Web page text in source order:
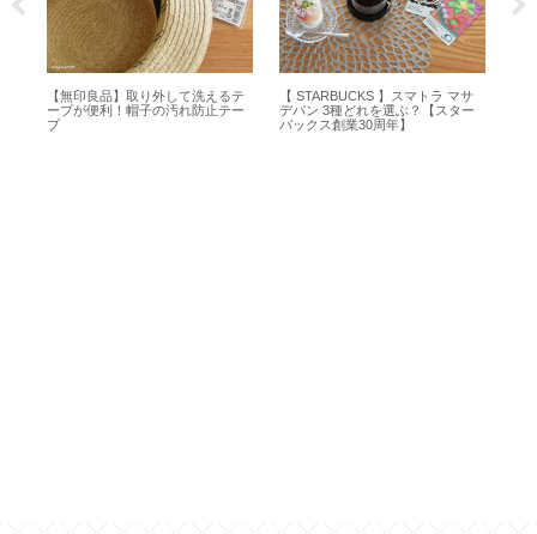
】取り外して洗えるテ
！帽子の汚れ防止テー
【 STARBUCKS 】スマトラ マサ
デパン 3種どれを選ぶ？【スター
バックス創業30周年】
【夏休み】サマーシ
楽天お買い物マラソ